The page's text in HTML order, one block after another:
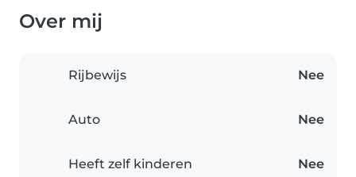
Over mij
Rijbewijs Nee
Auto Nee
Heeft zelf kinderen Nee